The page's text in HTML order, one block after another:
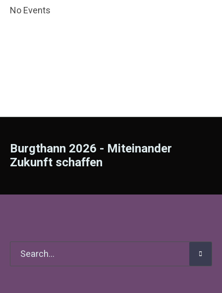
No Events
Burgthann 2026 - Miteinander
Zukunft schaffen